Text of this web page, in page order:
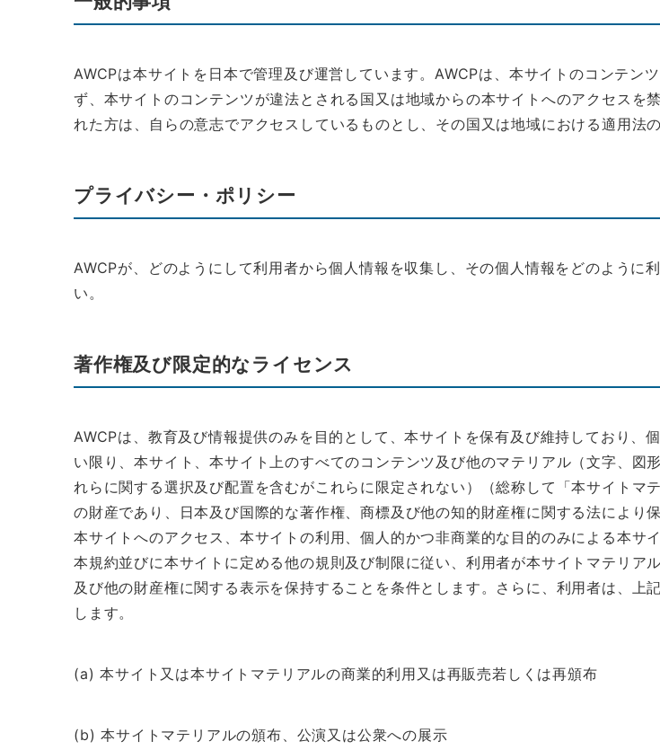
AWCPは本サイトを日本で管理及び運営しています。AWCPは、本サイトのコンテン
ず、本サイトのコンテンツが違法とされる国又は地域からの本サイトへのアクセスを
れた方は、自らの意志でアクセスしているものとし、その国又は地域における適用法
プライバシー・ポリシー
AWCPが、どのようにして利用者から個人情報を収集し、その個人情報をどのように
い。
著作権及び限定的なライセンス
AWCPは、教育及び情報提供のみを目的として、本サイトを保有及び維持しており
い限り、本サイト、本サイト上のすべてのコンテンツ及び他のマテリアル（文字、
れらに関する選択及び配置を含むがこれらに限定されない）（総称して「本サイトマ
の財産であり、日本及び国際的な著作権、商標及び他の知的財産権に関する法により保
本サイトへのアクセス、本サイトの利用、個人的かつ非商業的な目的のみによる本サ
本規約並びに本サイトに定める他の規則及び制限に従い、利用者が本サイトマテリ
及び他の財産権に関する表示を保持することを条件とします。さらに、利用者は、
します。
(a) 本サイト又は本サイトマテリアルの商業的利用又は再販売若しくは再頒布
(b) 本サイトマテリアルの頒布、公演又は公衆への展示